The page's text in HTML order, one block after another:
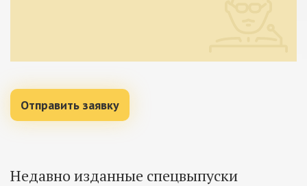
Отправить заявку
Недавно изданные спецвыпуски